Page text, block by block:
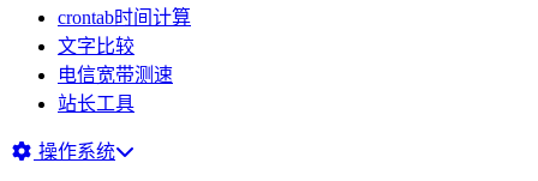
crontab时间计算
文字比较
电信宽带测速
站长工具
操作系统